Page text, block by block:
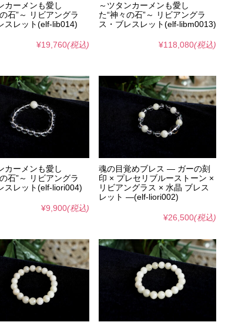
カーメンも愛し
石”～ リビアングラ
スレット(elf-lib014)
¥19,760(税込)
～ツタンカーメンも愛し
た“神々の石”～ リビアングラ
ス・ブレスレット(elf-libm0013)
¥118,080(税込)
カーメンも愛し
石”～ リビアングラ
スレット(elf-liori004)
¥9,900(税込)
魂の目覚めブレス ― ガーの刻
印 × プレセリブルーストーン ×
リビアングラス × 水晶 ブレス
レット ―(elf-liori002)
¥26,500(税込)